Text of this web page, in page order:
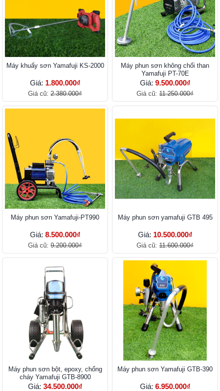
Máy khuấy sơn Yamafuji KS-2000
Giá: 1.800.000₫
Giá cũ: 2.380.000₫
Máy phun sơn không chổi than
Yamafuji PT-70E
Giá: 9.500.000₫
Giá cũ: 11.250.000₫
Máy phun sơn Yamafuji-PT990
Giá: 8.500.000₫
Giá cũ: 9.200.000₫
Máy phun sơn yamafuji GTB 495
Giá: 10.500.000₫
Giá cũ: 11.600.000₫
Máy phun sơn bột, epoxy, chống
cháy Yamafuji GTB-8900
Giá: 34.500.000₫
Máy phun sơn Yamafuji GTB-390
Giá: 6.950.000₫